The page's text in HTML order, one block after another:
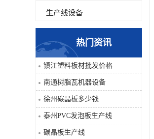
生产线设备
碳晶板生产线
PVC仿大理石板生产线
热门资讯
镇江塑料板材批发价格
南通树脂瓦机器设备
徐州碳晶板多少钱
泰州PVC发泡板生产线
碳晶板生产线